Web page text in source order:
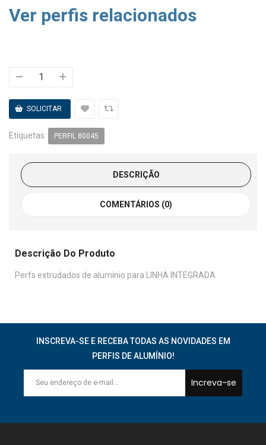
Ver perfis relacionados
Etiquetas: PERFIL 80045
DESCRIÇÃO
COMENTÁRIOS (0)
Descrição Do Produto
Perfs extrudados de alumínio para LINHA INTEGRADA
INSCREVA-SE E RECEBA TODAS AS NOVIDADES EM
PERFIS DE ALUMÍNIO!
Increva-se